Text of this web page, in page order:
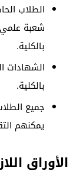
الطلاب
شعبة علمي
بالكلية.
الشهادات
بالكلية.
جميع
يمكنهم
الأوراق